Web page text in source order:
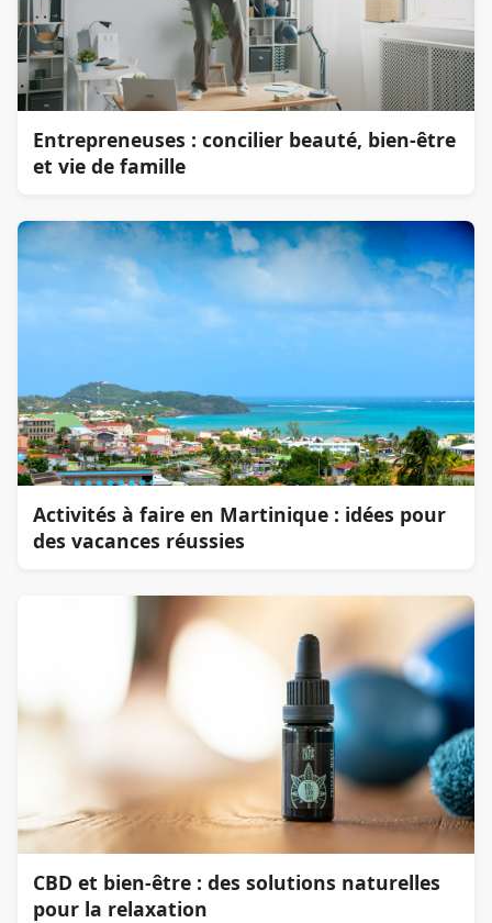
Entrepreneuses : concilier beauté, bien-être
et vie de famille
Activités à faire en Martinique : idées pour
des vacances réussies
CBD et bien-être : des solutions naturelles
pour la relaxation